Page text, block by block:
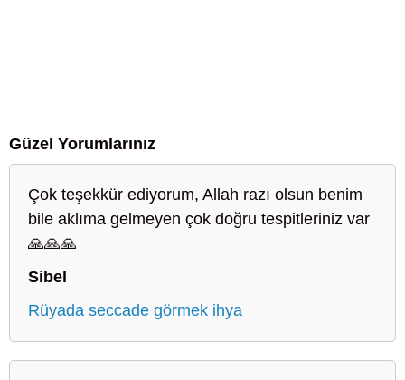
Güzel Yorumlarınız
Çok teşekkür ediyorum, Allah razı olsun benim
bile aklıma gelmeyen çok doğru tespitleriniz var
🙏🙏🙏
Sibel
Rüyada seccade görmek ihya